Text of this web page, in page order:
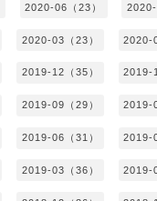
2020-06（23） 2020-
2020-03（23） 2020-
2019-12（35） 2019-
2019-09（29） 2019-
2019-06（31） 2019-
2019-03（36） 2019-